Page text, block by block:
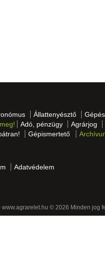
Állattenyésztő
Adó, pénzügy
Agrárjog
Gépismertető
Adatvédelem
© 2026 Minden jog